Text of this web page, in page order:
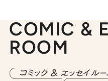
COMIC &
ROOM